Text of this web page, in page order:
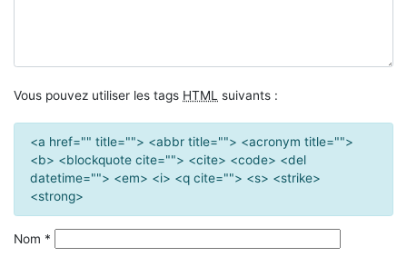
Vous pouvez utiliser les tags HTML suivants :
<a href="" title=""> <abbr title=""> <acronym title="">
<b> <blockquote cite=""> <cite> <code> <del
datetime=""> <em> <i> <q cite=""> <s> <strike>
<strong>
Nom *